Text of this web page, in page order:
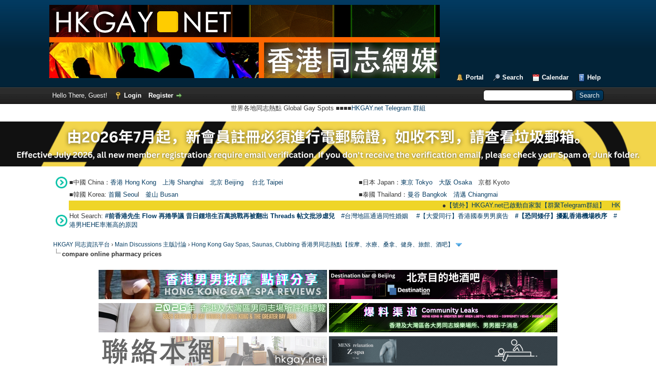
Portal Search Calendar Help
Hello There, Guest! Login
Register
世界各地同志熱點 Global Gay Spots ■■■■ HKGAY.net Telegram 群組
■中國 China： 香港 Hong Kong 上海 Shanghai 北京 Beijing 台北 Taipei ■日本 Japan： 東京 Tokyo 大阪 Osaka 京都 Kyoto
■韓國 Korea: 首爾 Seou 釜山 Busan ■泰國 Thailand： 曼谷 Bangkok
清邁 Chiangmai
【號外】HKGAY.net已啟動自家製【群聚Telegram群組】 HKGAY.net has
Hot Search: #前香港先生 Flow 再捲爭議 昔日鍾培生百萬挑戰再被翻出 Threads 帖文批涉虐兒 #台灣地區通過同性婚姻 #【大愛同行】香港國泰男男廣告 #【恐同矮仔】擾亂香港機場秩序
#
港男HEHE率漸高的原因
HKGAY 同志資訊平台 › Main Discussions 主版討論 › Hong Kong Gay Spas, Saunas, Clubbing 香港男同志熱點【按摩、水療、桑拿、健身、旅館、酒吧】
compare online pharmacy prices